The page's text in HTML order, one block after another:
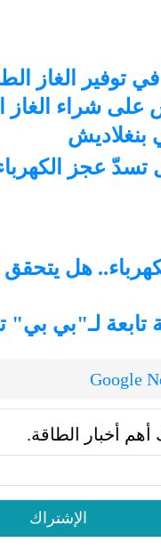
توفير الغاز
على شراء
تسدّ عجز
هل
تابعة لـ"بي بي"
أخبار الطاقة.